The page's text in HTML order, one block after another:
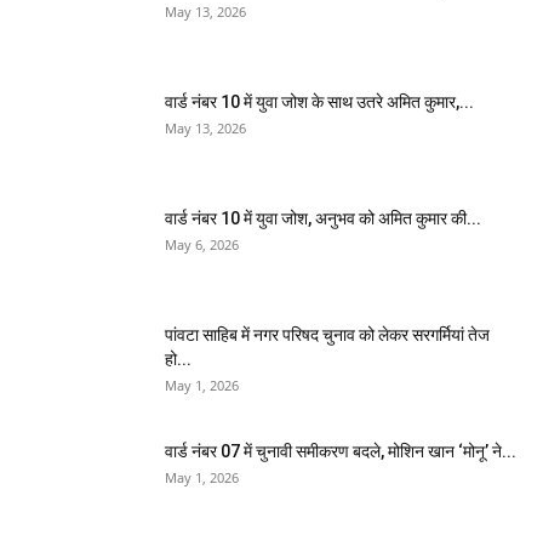
May 13, 2026
वार्ड नंबर 10 में युवा जोश के साथ उतरे अमित कुमार,...
May 13, 2026
वार्ड नंबर 10 में युवा जोश, अनुभव को अमित कुमार की...
May 6, 2026
पांवटा साहिब में नगर परिषद चुनाव को लेकर सरगर्मियां तेज
हो...
May 1, 2026
वार्ड नंबर 07 में चुनावी समीकरण बदले, मोशिन खान ‘मोनू’ ने...
May 1, 2026